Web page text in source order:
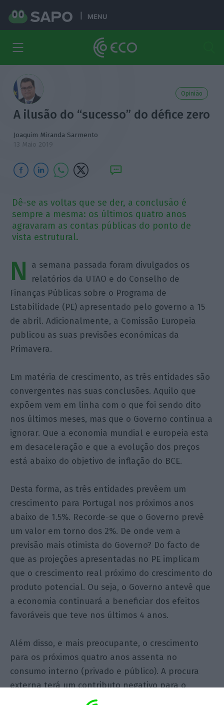
MENU
Opinião
A ilusão do “sucesso” do défice zero
Joaquim Miranda Sarmento
13 Maio 2019
Dê-se as voltas que se der, a conclusão é
sempre a mesma: os últimos quatro anos
agravaram as contas públicas do ponto de
vista estrutural.
N
a semana passada foram divulgados os
relatórios da UTAO e do Conselho de
Finanças Públicas sobre o Programa de
Estabilidade (PE) apresentado pelo governo a 15
de abril. Adicionalmente, a Comissão Europeia
publicou as suas previsões económicas da
Primavera.
Em matéria de crescimento, as três entidades são
convergentes nas suas conclusões. Aquilo que
expõem vem em linha com o que foi sendo dito
nos últimos meses, mas que o Governo continua a
ignorar. Que a economia mundial e europeia esta
em desaceleração e que a evolução dos preços
está abaixo do objetivo de inflação do BCE.
Desta forma, as três entidades prevêem um
crescimento para Portugal nos próximos anos
abaixo de 1.5%. Recorde-se que o Governo prevê
um valor em torno dos 2%. De onde vem a
previsão mais otimista do Governo? Do facto de
que as projeções apresentadas no PE implicam
que o crescimento real próximo do crescimento do
produto potencial. Ou seja, o Governo antevê que
a economia continuará a beneficiar dos efeitos
favoráveis que teve nos últimos 4 anos.
Além disso, e mais preocupante, o crescimento
para os próximos quatro anos assenta no
consumo interno (privado e público). A procura
externa terá um contributo negativo para o
crescimento (ou seja, as importações vão crescer